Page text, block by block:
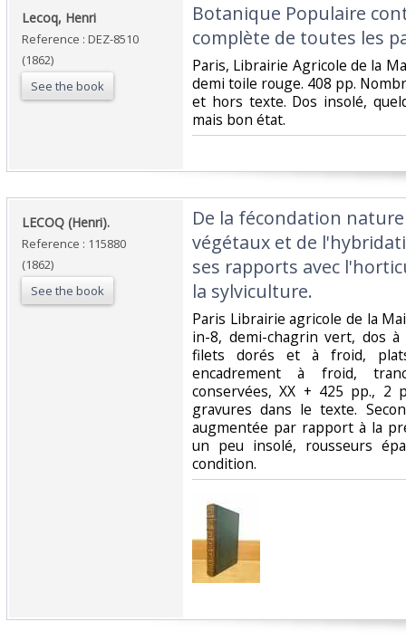
‎Lecoq, Henri‎
Reference : DEZ-8510
(1862)
See the book
‎Botanique Populaire
complète de toutes les
‎Paris, Librairie Agricole de la
demi toile rouge. 408 pp.
et hors texte. Dos insolé,
mais bon état.‎
‎LECOQ (Henri).‎
Reference : 115880
(1862)
See the book
‎De la fécondation
végétaux et de
ses rapports avec
la sylviculture.‎
‎Paris Librairie agricole de la
in-8, demi-chagrin vert, dos
filets dorés et à froid,
encadrement à froid,
conservées, XX + 425 pp., 2
gravures dans le texte.
augmentée par rapport à la
un peu insolé, rousseurs
condition.‎